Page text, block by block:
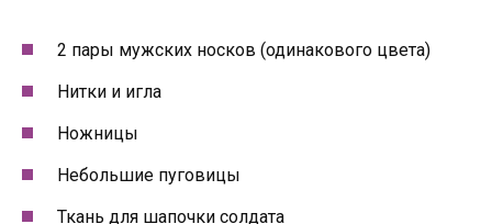
2 пары мужских носков (одинакового цвета)
Нитки и игла
Ножницы
Небольшие пуговицы
Ткань для шапочки солдата